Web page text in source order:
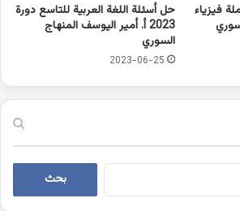
فيزياء
حل أسئلة اللغة العربية للتاسع دورة
2023 أ. أمير اليوسف المنهاج
السوري
2023-06-25
البحث